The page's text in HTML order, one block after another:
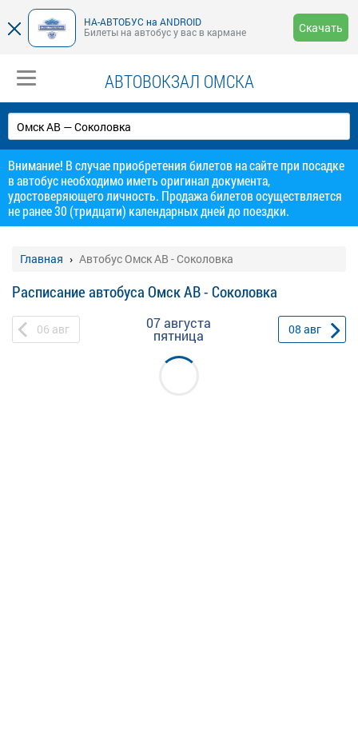
НА-АВТОБУС на ANDROID
Билеты на автобус у вас в кармане
Скачать
АВТОВОКЗАЛ ОМСКА
Внимание! В случае приобретения билетов на сайте при посадке
в автобус необходимо иметь оригинал документа,
удостоверяющего личность. Продажа билетов осуществляется
не ранее 30 (тридцати) календарных дней до поездки.
Главная Автобус Омск АВ - Соколовка
Расписание автобуса Омск АВ - Соколовка
06 авг 07 августа
пятница 08 авг